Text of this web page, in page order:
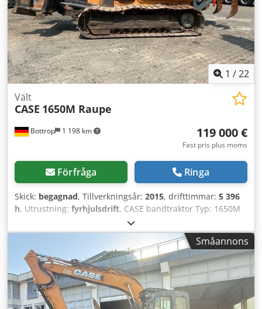
1 /22
Bottrop 1 198 km
Vält
CASE 1650M Raupe
119 000 €
Fast pris plus moms
Förfråga Ringa
Skick: begagnad, Tillverkningsår: 2015, drifttimmar: 5 396
h, Utrustning: fyrhjulsdrift, CASE bandtraktor Typ: 1650M
Egenvikt: 19 200 kg Effekt: 122 kW Drifttimmar: 5 396
Utrustning: - Sätesvärme - Luftkonditionering - Radio -
Bakre rivare med 3 tänder Codpfezhyrmox Agxerf - Främre
hyttskydd och galler - Schaktblad (hydrauliskt fällbart) Vi
hjälper dig gärna även med finansiering/leasing
tillsammans med våra partners. Alla uppgifter utan
garanti. Reservation för fel och mellanförsäljning.
Småannons